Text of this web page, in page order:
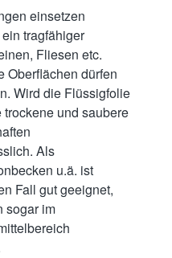
einsetzen
tragfähiger
Fliesen etc.
Oberflächen dürfen
Wird die Flüssigfolie
und saubere
Als
u.ä. ist
Fall gut geeignet,
sogar im